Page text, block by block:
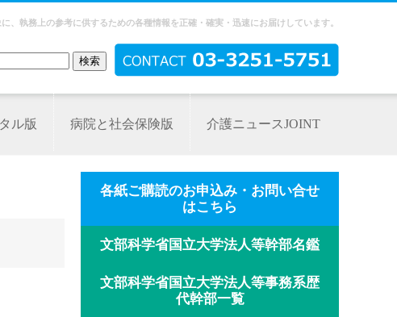
、執務上の参考に供するための各種情報を正確・確実・迅速にお届けしています。
ル版 病院と社会保険版 介護ニュースJOINT
各紙ご購読のお申込み・お問い合せ
はこちら
文部科学省国立大学法人等幹部名鑑
文部科学省国立大学法人等事務系歴
代幹部一覧